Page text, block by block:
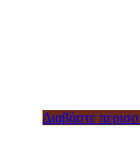
Διαβάστε